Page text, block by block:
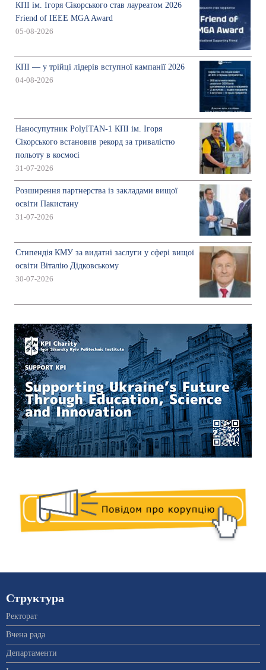
КПІ ім. Ігоря Сікорського став лауреатом 2026
Friend of IEEE MGA Award
05-08-2026
КПІ — у трійці лідерів вступної кампанії 2026
04-08-2026
Наносупутник PolyITAN-1 КПІ ім. Ігоря
Сікорського встановив рекорд за тривалістю
польоту в космосі
31-07-2026
Розширення партнерства із закладами вищої
освіти Пакистану
31-07-2026
Стипендія КМУ за видатні заслуги у сфері вищої
освіти Віталію Дідковському
30-07-2026
Структура
Ректорат
Вчена рада
Департаменти